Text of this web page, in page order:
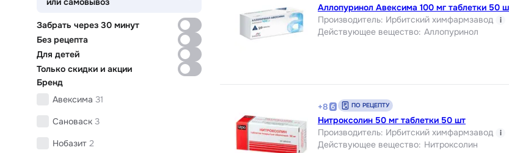
Забрать через 30 минут
Без рецепта
Для детей
Только скидки и акции
Бренд
Авексима 31
Сановаск 3
Нобазит 2
Аллопуринол Авексима 100 мг таблетки 50
Производитель: Ирбитский химфармзавод i
Действующее вещество: Аллопуринол
+8 ПО РЕЦЕПТУ
Нитроксолин 50 мг таблетки 50 шт
Производитель: Ирбитский химфармзавод i
Действующее вещество: Нитроксолин